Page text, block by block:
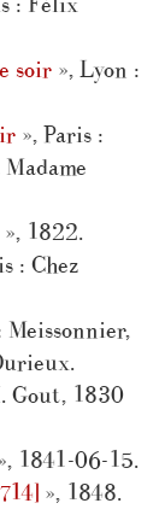
soir », Lyon :
», Paris :
», 1822.
: Chez
Meissonnier,
Gout, 1830
1841-06-15.
», 1848.